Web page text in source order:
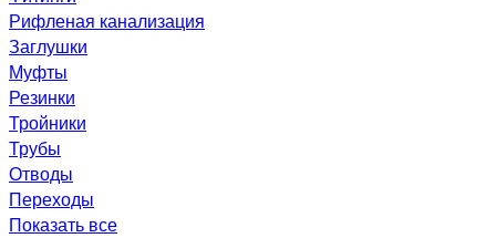
Рифленая канализация
Заглушки
Муфты
Резинки
Тройники
Трубы
Отводы
Переходы
Показать все